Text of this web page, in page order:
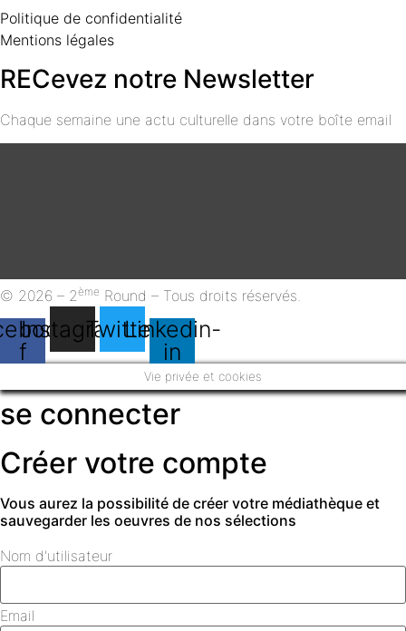
Politique de confidentialité
Mentions légales
RECevez notre Newsletter
Chaque semaine une actu culturelle dans votre boîte email
© 2026 – 2ème Round – Tous droits réservés.
f
InstagramTwitterLinkedin-
in
Vie privée et cookies
se connecter
Créer votre compte
Vous aurez la possibilité de créer votre médiathèque et
sauvegarder les oeuvres de nos sélections
Nom d'utilisateur
Email